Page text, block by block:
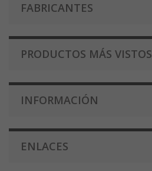
FABRICANTES
PRODUCTOS MÁS VISTOS
INFORMACIÓN
ENLACES